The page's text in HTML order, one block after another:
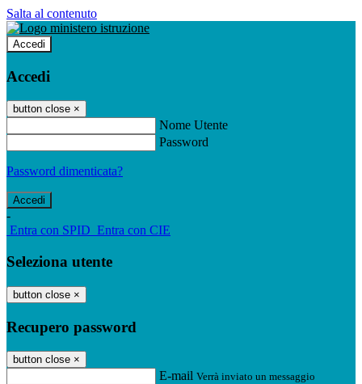
Salta al contenuto
Accedi
Accedi
button close ×
Nome Utente
Password
Password dimenticata?
-
Entra con SPID Entra con CIE
Seleziona utente
button close ×
Recupero password
button close ×
E-mail Verrà inviato un messaggio